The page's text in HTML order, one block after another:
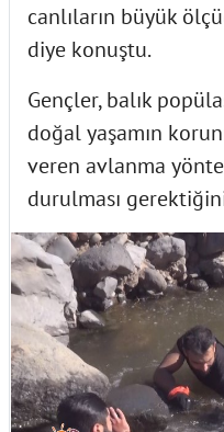
canlıların büyük
diye konuştu.
Gençler, balık
doğal yaşamın
veren avlanma
durulması